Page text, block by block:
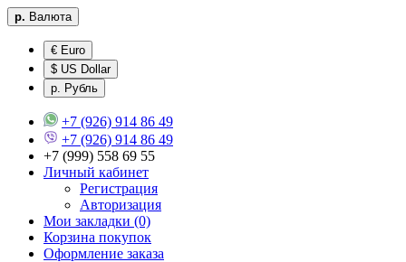
р. Валюта
€ Euro
$ US Dollar
р. Рубль
+7 (926) 914 86 49
+7 (926) 914 86 49
+7 (999) 558 69 55
Личный кабинет
Регистрация
Авторизация
Мои закладки (0)
Корзина покупок
Оформление заказа